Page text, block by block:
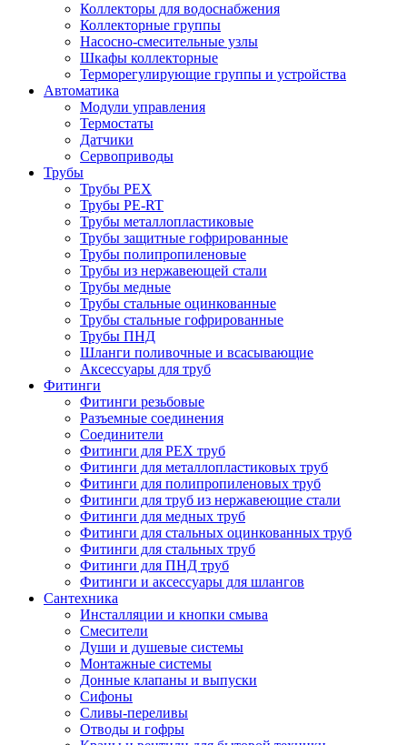
Коллекторы для водоснабжения
Коллекторные группы
Насосно-смесительные узлы
Шкафы коллекторные
Терморегулирующие группы и устройства
Автоматика
Модули управления
Термостаты
Датчики
Сервоприводы
Трубы
Трубы PEX
Трубы PE-RT
Трубы металлопластиковые
Трубы защитные гофрированные
Трубы полипропиленовые
Трубы из нержавеющей стали
Трубы медные
Трубы стальные оцинкованные
Трубы стальные гофрированные
Трубы ПНД
Шланги поливочные и всасывающие
Аксессуары для труб
Фитинги
Фитинги резьбовые
Разъемные соединения
Соединители
Фитинги для PEX труб
Фитинги для металлопластиковых труб
Фитинги для полипропиленовых труб
Фитинги для труб из нержавеющие стали
Фитинги для медных труб
Фитинги для стальных оцинкованных труб
Фитинги для стальных труб
Фитинги для ПНД труб
Фитинги и аксессуары для шлангов
Сантехника
Инсталляции и кнопки смыва
Смесители
Души и душевые системы
Монтажные системы
Донные клапаны и выпуски
Сифоны
Сливы-переливы
Отводы и гофры